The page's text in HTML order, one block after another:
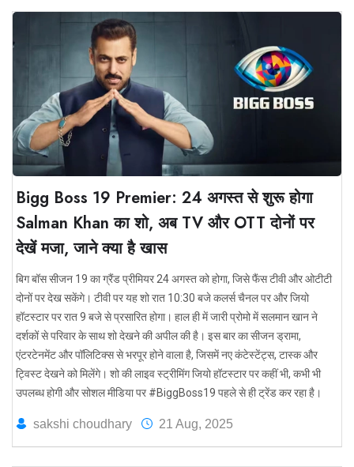
Bigg Boss 19 Premier: 24 अगस्त से शुरू होगा
Salman Khan का शो, अब TV और OTT दोनों पर
देखें मजा, जाने क्या है खास
बिग बॉस सीजन 19 का ग्रैंड प्रीमियर 24 अगस्त को होगा, जिसे फैंस टीवी और ओटीटी
दोनों पर देख सकेंगे। टीवी पर यह शो रात 10:30 बजे कलर्स चैनल पर और जियो
हॉटस्टार पर रात 9 बजे से प्रसारित होगा। हाल ही में जारी प्रोमो में सलमान खान ने
दर्शकों से परिवार के साथ शो देखने की अपील की है। इस बार का सीजन ड्रामा,
एंटरटेनमेंट और पॉलिटिक्स से भरपूर होने वाला है, जिसमें नए कंटेस्टेंट्स, टास्क और
ट्विस्ट देखने को मिलेंगे। शो की लाइव स्ट्रीमिंग जियो हॉटस्टार पर कहीं भी, कभी भी
उपलब्ध होगी और सोशल मीडिया पर #BiggBoss19 पहले से ही ट्रेंड कर रहा है।
sakshi choudhary 21 Aug, 2025